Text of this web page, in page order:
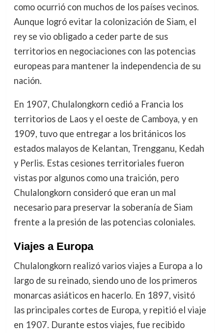
como ocurrió con muchos de los países vecinos.
Aunque logró evitar la colonización de Siam, el
rey se vio obligado a ceder parte de sus
territorios en negociaciones con las potencias
europeas para mantener la independencia de su
nación.
En 1907, Chulalongkorn cedió a Francia los
territorios de Laos y el oeste de Camboya, y en
1909, tuvo que entregar a los británicos los
estados malayos de Kelantan, Trengganu, Kedah
y Perlis. Estas cesiones territoriales fueron
vistas por algunos como una traición, pero
Chulalongkorn consideró que eran un mal
necesario para preservar la soberanía de Siam
frente a la presión de las potencias coloniales.
Viajes a Europa
Chulalongkorn realizó varios viajes a Europa a lo
largo de su reinado, siendo uno de los primeros
monarcas asiáticos en hacerlo. En 1897, visitó
las principales cortes de Europa, y repitió el viaje
en 1907. Durante estos viajes, fue recibido